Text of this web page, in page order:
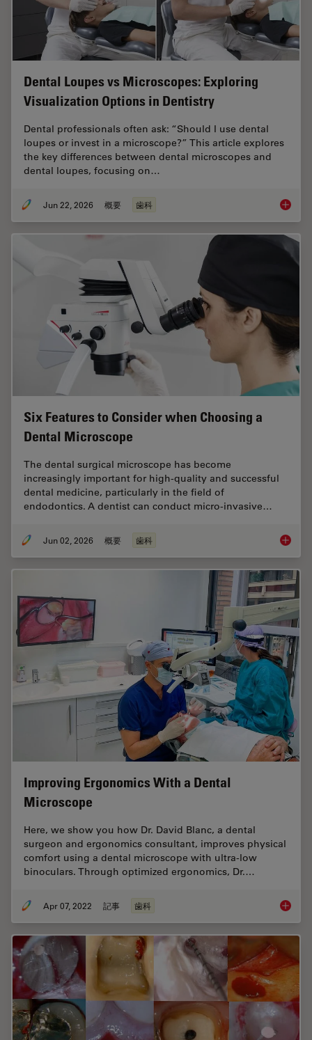
Dental Loupes vs Microscopes: Exploring
Visualization Options in Dentistry
Dental professionals often ask: “Should I use dental
loupes or invest in a microscope?” This article explores
the key differences between dental microscopes and
dental loupes, focusing on…
Jun 22, 2026 概要 歯科 Dental
Six Features to Consider when Choosing a
Dental Microscope
The dental surgical microscope has become
increasingly important for high-quality and successful
dental medicine, particularly in the field of
endodontics. A dentist can conduct micro-invasive…
Jun 02, 2026 概要 歯科 Six
Improving Ergonomics With a Dental
Microscope
Here, we show you how Dr. David Blanc, a dental
surgeon and ergonomics consultant, improves physical
comfort using a dental microscope with ultra-low
binoculars. Through optimized ergonomics, Dr.…
Apr 07, 2022 記事 歯科